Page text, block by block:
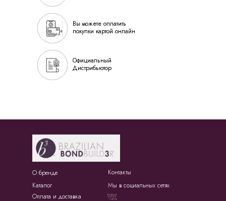
Официальный
Дистрибьютор
Вы можете оплатить
покупки картой онлайн
О бренде
Каталог
Оплата и доставка
Контакты
Мы в социальных сетях